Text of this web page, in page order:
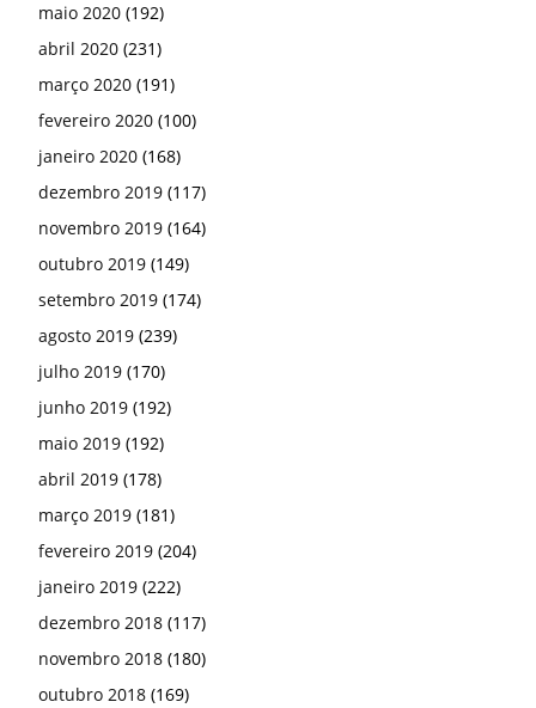
maio 2020 (192)
abril 2020 (231)
março 2020 (191)
fevereiro 2020 (100)
janeiro 2020 (168)
dezembro 2019 (117)
novembro 2019 (164)
outubro 2019 (149)
setembro 2019 (174)
agosto 2019 (239)
julho 2019 (170)
junho 2019 (192)
maio 2019 (192)
abril 2019 (178)
março 2019 (181)
fevereiro 2019 (204)
janeiro 2019 (222)
dezembro 2018 (117)
novembro 2018 (180)
outubro 2018 (169)